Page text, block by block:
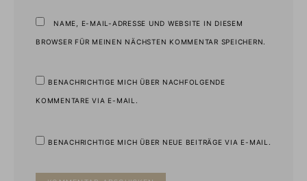
NAME, E-MAIL-ADRESSE UND WEBSITE IN DIESEM
BROWSER FÜR MEINEN NÄCHSTEN KOMMENTAR SPEICHERN.
BENACHRICHTIGE MICH ÜBER NACHFOLGENDE
KOMMENTARE VIA E-MAIL.
BENACHRICHTIGE MICH ÜBER NEUE BEITRÄGE VIA E-MAIL.